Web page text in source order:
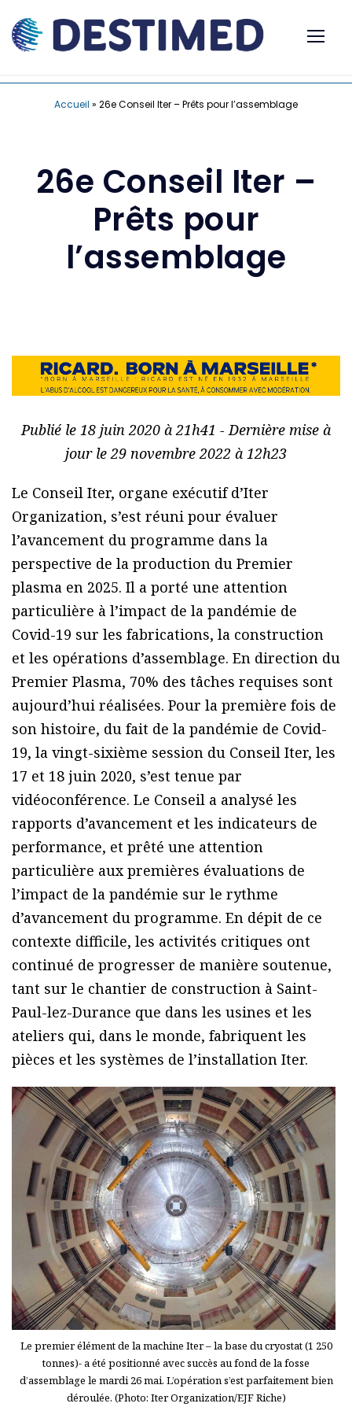
Accueil » 26e Conseil Iter – Prêts pour l’assemblage
26e Conseil Iter –
Prêts pour
l’assemblage
Publié le 18 juin 2020 à 21h41 - Dernière mise à
jour le 29 novembre 2022 à 12h23
Le Conseil Iter, organe exécutif d’Iter
Organization, s’est réuni pour évaluer
l’avancement du programme dans la
perspective de la production du Premier
plasma en 2025. Il a porté une attention
particulière à l’impact de la pandémie de
Covid-19 sur les fabrications, la construction
et les opérations d’assemblage. En direction du
Premier Plasma, 70% des tâches requises sont
aujourd’hui réalisées. Pour la première fois de
son histoire, du fait de la pandémie de Covid-
19, la vingt-sixième session du Conseil Iter, les
17 et 18 juin 2020, s’est tenue par
vidéoconférence. Le Conseil a analysé les
rapports d’avancement et les indicateurs de
performance, et prêté une attention
particulière aux premières évaluations de
l’impact de la pandémie sur le rythme
d’avancement du programme. En dépit de ce
contexte difficile, les activités critiques ont
continué de progresser de manière soutenue,
tant sur le chantier de construction à Saint-
Paul-lez-Durance que dans les usines et les
ateliers qui, dans le monde, fabriquent les
pièces et les systèmes de l’installation Iter.
Le premier élément de la machine Iter – la base du cryostat (1 250
tonnes)- a été positionné avec succès au fond de la fosse
d’assemblage le mardi 26 mai. L’opération s’est parfaitement bien
déroulée. (Photo: Iter Organization/EJF Riche)